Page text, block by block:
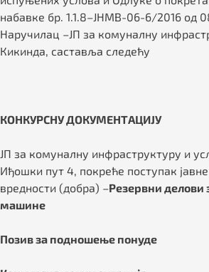
набавке бр. 1.1.8–ЈНМВ-06-6/2016 од
Наручилац –ЈП за комуналну
Кикинда, саставља следећу
КОНКУРСНУ ДОКУМЕНТАЦИЈУ
ЈП за комуналну инфраструктуру и
Иђошки пут 4, покреће поступак
вредности (добра) –Резервни делови
машине
Позив за подношење понуде